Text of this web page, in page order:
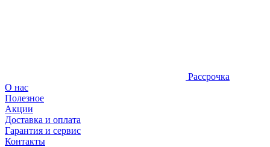
Рассрочка
О нас
Полезное
Акции
Доставка и оплата
Гарантия и сервис
Контакты